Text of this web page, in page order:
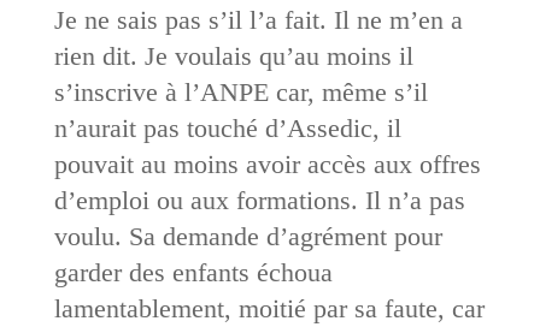
Je ne sais pas s’il l’a fait. Il ne m’en a
rien dit. Je voulais qu’au moins il
s’inscrive à l’ANPE car, même s’il
n’aurait pas touché d’Assedic, il
pouvait au moins avoir accès aux offres
d’emploi ou aux formations. Il n’a pas
voulu. Sa demande d’agrément pour
garder des enfants échoua
lamentablement, moitié par sa faute, car